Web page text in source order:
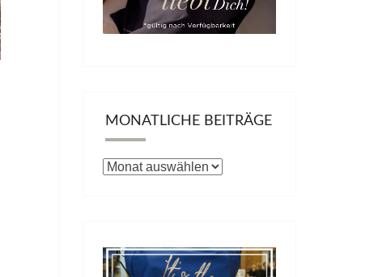
MONATLICHE BEITRÄGE
Monatliche